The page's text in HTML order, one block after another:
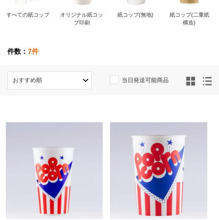
すべての紙コップ
オリジナル紙コッ
プ印刷
紙コップ(無地)
紙コップ(二重紙
構造)
件数： 7件
当日発送可能商品